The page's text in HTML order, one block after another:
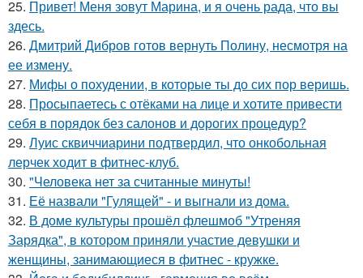
25. Привет! Меня зовут Марина, и я очень рада, что вы
здесь.
26. Дмитрий Дибров готов вернуть Полину, несмотря на
ее измену.
27. Мифы о похудении, в которые ты до сих пор веришь.
28. Просыпаетесь с отёками на лице и хотите привести
себя в порядок без салонов и дорогих процедур?
29. Луис сквиччиарини подтвердил, что онкобольная
лерчек ходит в фитнес-клуб.
30. "Человека нет за считанные минуты!
31. Её назвали "Гулящей" - и выгнали из дома.
32. В доме культуры прошёл флешмоб "Утреняя
Зарядка", в котором приняли участие девушки и
женщины, занимающиеся в фитнес - кружке.